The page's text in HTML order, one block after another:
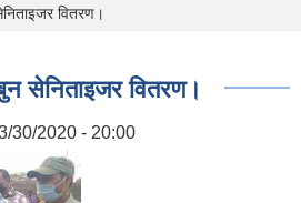
वितरण।
सेनिताइजर वितरण।
30/2020 - 20:00